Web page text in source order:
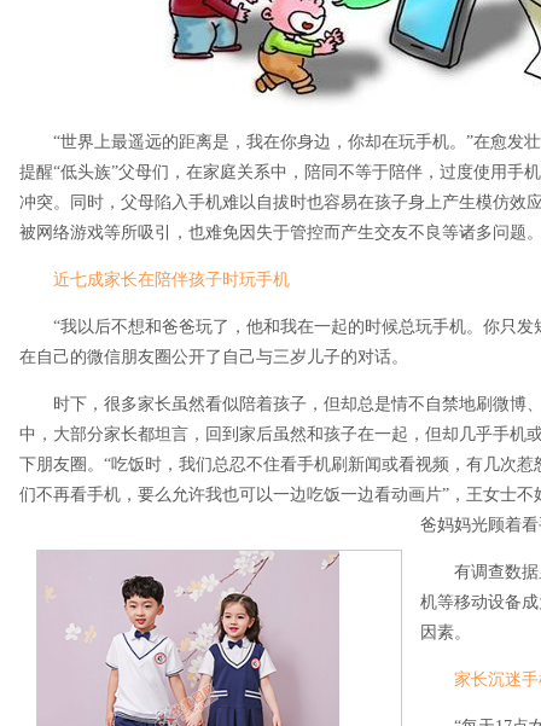
“世界上最遥远的距离是，我在你身边，你却在玩手机。”在愈发壮
提醒“低头族”父母们，在家庭关系中，陪同不等于陪伴，过度使用手
冲突。同时，父母陷入手机难以自拔时也容易在孩子身上产生模仿效
被网络游戏等所吸引，也难免因失于管控而产生交友不良等诸多问题
近七成家长在陪伴孩子时玩手机
“我以后不想和爸爸玩了，他和我在一起的时候总玩手机。你只发
在自己的微信朋友圈公开了自己与三岁儿子的对话。
时下，很多家长虽然看似陪着孩子，但却总是情不自禁地刷微博
中，大部分家长都坦言，回到家后虽然和孩子在一起，但却几乎手机
下朋友圈。“吃饭时，我们总忍不住看手机刷新闻或看视频，有几次
们不再看手机，要么允许我也可以一边吃饭一边看动画片”，王女士
爸妈妈光顾着
有调查数据
机等移动设备
因素。
家长沉迷